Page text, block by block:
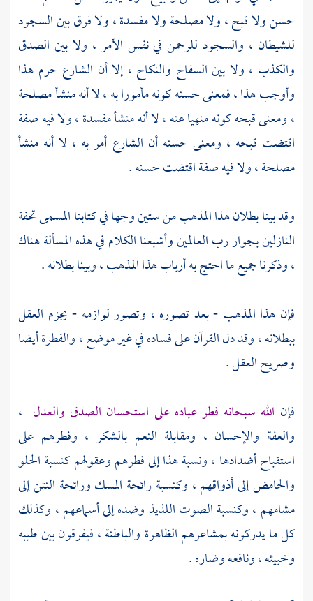
حسن ولا قبح ، ولا مصلحة ولا مفسدة ، ولا فرق بين السجود
للشيطان ، والسجود للرحمن في نفس الأمر ، ولا بين الصدق
والكذب ، ولا بين السفاح والنكاح ، إلا أن الشارع حرم هذا
وأوجب هذا ، فمعنى حسنه كونه مأمورا به ، لا أنه منشأ مصلحة
، ومعنى قبحه كونه منهيا عنه ، لا أنه منشأ مفسدة ، ولا فيه صفة
اقتضت قبحه ، ومعنى حسنه أن الشارع أمر به ، لا أنه منشأ
مصلحة ، ولا فيه صفة اقتضت حسنه .
وقد بينا بطلان هذا المذهب من ستين وجها في كتابنا المسمى تحفة
النازلين بجوار رب العالمين وأشبعنا الكلام في هذه المسألة هناك
، وذكرنا جميع ما احتج به أرباب هذا المذهب ، وبينا بطلانه .
فإن هذا المذهب - بعد تصوره ، وتصور لوازمه - يجزم العقل
ببطلانه ، وقد دل القرآن على فساده في غير موضع ، والفطرة أيضا
وصريح العقل .
فإن الله سبحانه فطر عباده على استحسان الصدق والعدل ،
والعفة والإحسان ، ومقابلة النعم بالشكر ، وفطرهم على
استقباح أضدادها ، ونسبة هذا إلى فطرهم وعقولهم كنسبة الحلو
والحامض إلى أذواقهم ، وكنسبة رائحة المسك ورائحة النتن إلى
مشامهم ، وكنسبة الصوت اللذيذ وضده إلى أسماعهم ، وكذلك
كل ما يدركونه بمشاعرهم الظاهرة والباطنة ، فيفرقون بين طيبه
وخبيثه ، ونافعه وضاره .